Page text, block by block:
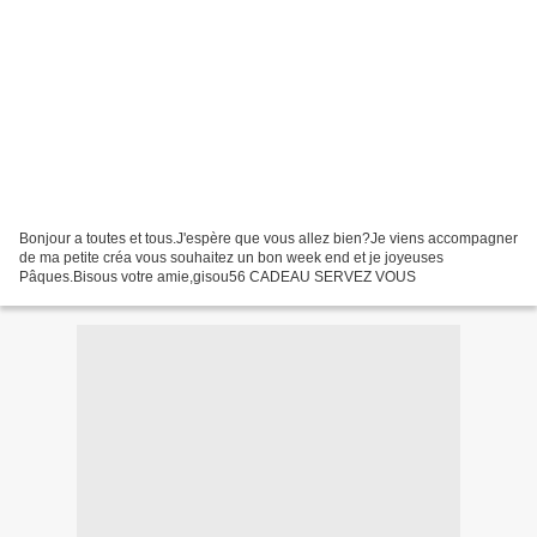
Bonjour a toutes et tous.J'espère que vous allez bien?Je viens accompagner
de ma petite créa vous souhaitez un bon week end et je joyeuses
Pâques.Bisous votre amie,gisou56 CADEAU SERVEZ VOUS